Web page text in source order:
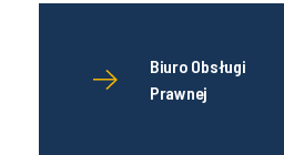
Biuro Obsługi
Prawnej